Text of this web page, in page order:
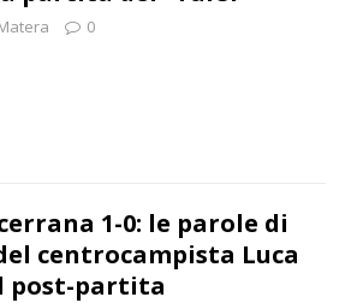
0
1-0: le parole di
centrocampista Luca
post-partita